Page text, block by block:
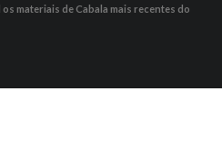
materiais de Cabala mais recentes do